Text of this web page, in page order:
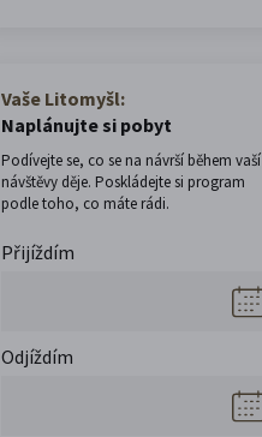
Vaše Litomyšl:
Naplánujte si pobyt
Podívejte se, co se na návrší během vaší
návštěvy děje. Poskládejte si program
podle toho, co máte rádi.
Přijíždím
Odjíždím